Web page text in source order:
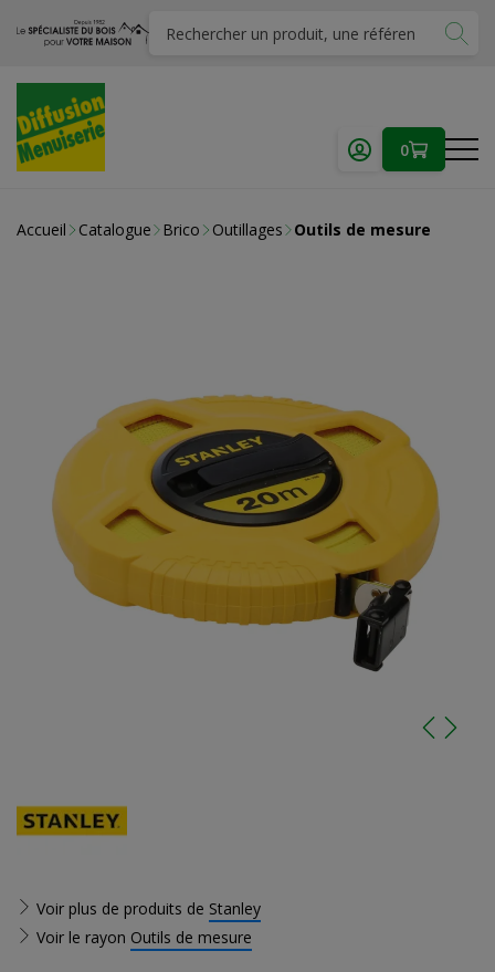
0
Accueil Catalogue Brico Outillages Outils de mesure
Voir plus de produits de Stanley
Voir le rayon Outils de mesure